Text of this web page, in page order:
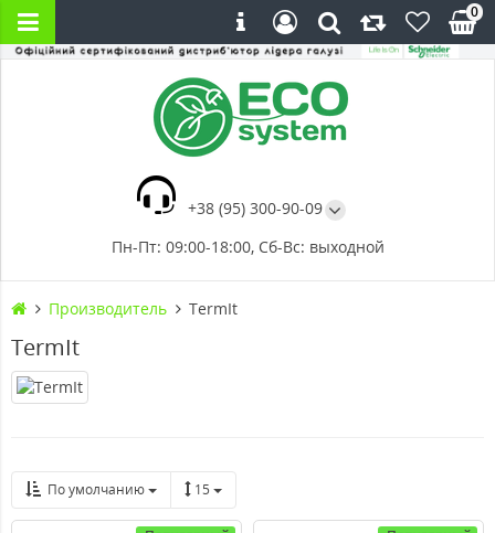
+38 (95) 300-90-09
Пн-Пт: 09:00-18:00, Сб-Вс: выходной
0
Производитель TermIt
TermIt
По умолчанию 15